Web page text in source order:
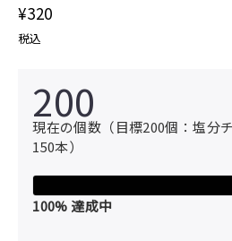
通
常
価
¥320
税込
200
現在の個数（目標200個：塩分
150本）
100% 達成中